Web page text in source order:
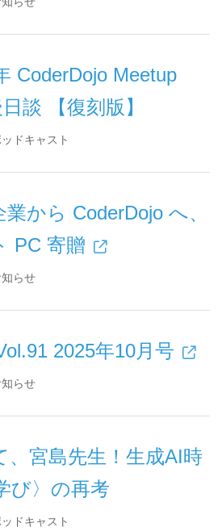
CoderDojo Meetup
談 【復刻版】
ドキャスト
から CoderDojo へ、
PC 寄贈
らせ
2025年10月号
らせ
、宮島先生！生成AI時
び〉の再考
ドキャスト